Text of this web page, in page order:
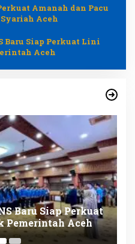
Amanah dan Pacu
Aceh
Baru Siap Perkuat Lini
Aceh
Baru Siap Perkuat
Pemerintah Aceh